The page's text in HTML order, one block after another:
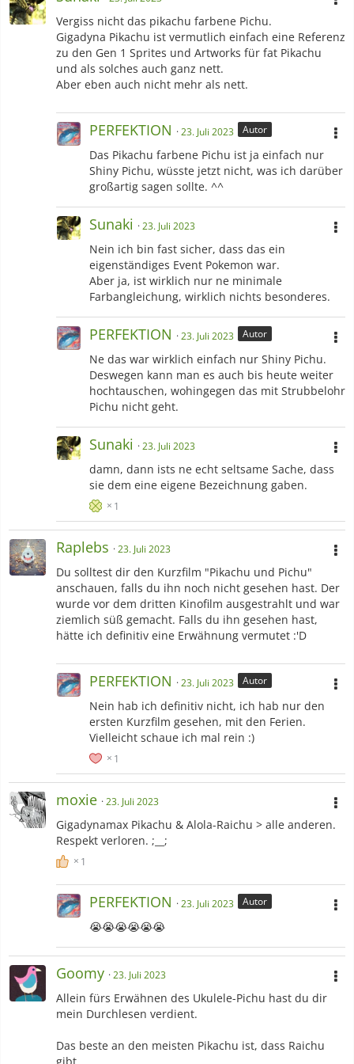
Vergiss nicht das pikachu farbene Pichu.
Gigadyna Pikachu ist vermutlich einfach eine Referenz
zu den Gen 1 Sprites und Artworks für fat Pikachu
und als solches auch ganz nett.
Aber eben auch nicht mehr als nett.
PERFEKTION 23. Juli 2023 Autor
Das Pikachu farbene Pichu ist ja einfach nur
Shiny Pichu, wüsste jetzt nicht, was ich darüber
großartig sagen sollte. ^^
Sunaki 23. Juli 2023
Nein ich bin fast sicher, dass das ein
eigenständiges Event Pokemon war.
Aber ja, ist wirklich nur ne minimale
Farbangleichung, wirklich nichts besonderes.
PERFEKTION 23. Juli 2023 Autor
Ne das war wirklich einfach nur Shiny Pichu.
Deswegen kann man es auch bis heute weiter
hochtauschen, wohingegen das mit Strubbelohr
Pichu nicht geht.
Sunaki 23. Juli 2023
damn, dann ists ne echt seltsame Sache, dass
sie dem eine eigene Bezeichnung gaben.
1
Raplebs 23. Juli 2023
Du solltest dir den Kurzfilm "Pikachu und Pichu"
anschauen, falls du ihn noch nicht gesehen hast. Der
wurde vor dem dritten Kinofilm ausgestrahlt und war
ziemlich süß gemacht. Falls du ihn gesehen hast,
hätte ich definitiv eine Erwähnung vermutet :'D
PERFEKTION 23. Juli 2023 Autor
Nein hab ich definitiv nicht, ich hab nur den
ersten Kurzfilm gesehen, mit den Ferien.
Vielleicht schaue ich mal rein :)
1
moxie 23. Juli 2023
Gigadynamax Pikachu & Alola-Raichu > alle anderen.
Respekt verloren. ;__;
1
PERFEKTION 23. Juli 2023 Autor
😭😭😭😭😭😭
Goomy 23. Juli 2023
Allein fürs Erwähnen des Ukulele-Pichu hast du dir
mein Durchlesen verdient.
Das beste an den meisten Pikachu ist, dass Raichu
gibt.